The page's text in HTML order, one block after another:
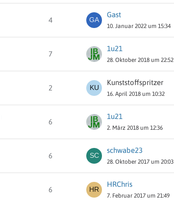
4
Gast
10. Januar 2022 um 15:34
7
1u21
28. Oktober 2018 um 22:52
2
Kunststoffspritzer
16. April 2018 um 10:32
6
1u21
2. März 2018 um 12:36
6
schwabe23
28. Oktober 2017 um 20:03
6
HRChris
7. Februar 2017 um 21:49